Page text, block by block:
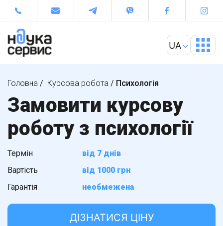
Головна / Курсова робота / Психологія
Замовити курсову
роботу з психології
Термін
від 7 днів
Вартість
від 1000 грн
Гарантія
необмежена
ДІЗНАТИСЯ ЦІНУ